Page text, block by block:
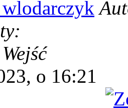
Wejść
o 16:21